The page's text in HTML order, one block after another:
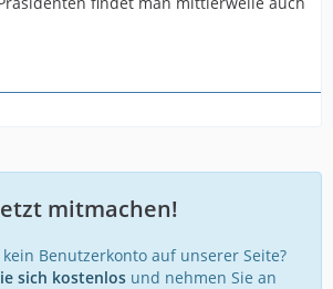
mitmachen!
Benutzerkonto auf unserer Seite?
sich kostenlosund nehmen Sie an